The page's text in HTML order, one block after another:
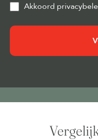
Privacy
Cookies
Akkoord